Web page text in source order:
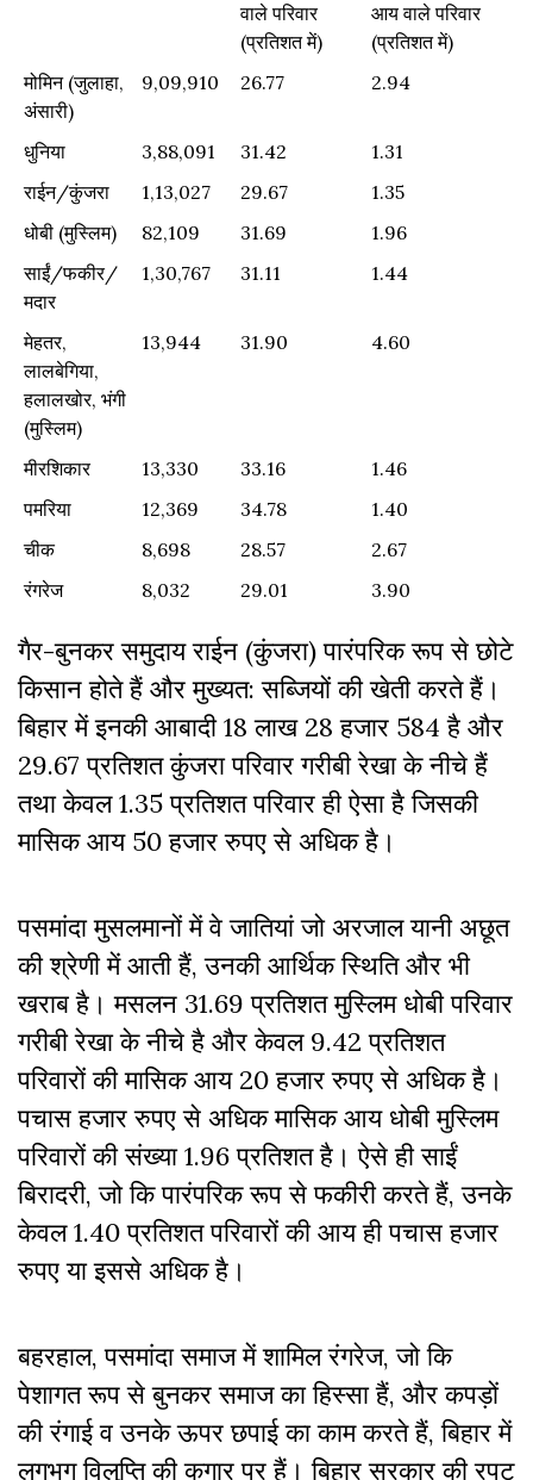
वाले परिवार
(प्रतिशत में)
आय वाले परिवार
(प्रतिशत में)
जाति
कुल परिवारों
6000 रुपए तक
(प्रतिशत में)
50,000 रुपए से
(प्रतिशत में)
मोमिन (जुलाहा,
अंसारी)
9,09,910 26.77 2.94
धुनिया 3,88,091 31.42
1.31
राईन/कुंजरा
1,13,027 29.67
1.35
धोबी (मुस्लिम)
82,109 31.69
1.96
साईं/फकीर/
मदार
1,30,767 31.11 1.44
मेहतर,
लालबेगिया,
हलालखोर, भंगी
(मुस्लिम)
13,944 31.90 4.60
मीरशिकार 13,330 33.16
1.46
पमरिया
12,369 34.78
1.40
चीक
8,698 28.57
2.67
रंगरेज
8,032 29.01 3.90
गैर-बुनकर समुदाय राईन (कुंजरा) पारंपरिक रूप से छोटे
किसान होते हैं और मुख्यत: सब्जियों की खेती करते हैं।
बिहार में इनकी आबादी 18 लाख 28 हजार 584 है और
29.67 प्रतिशत कुंजरा परिवार गरीबी रेखा के नीचे हैं
तथा केवल 1.35 प्रतिशत परिवार ही ऐसा है जिसकी
मासिक आय 50 हजार रुपए से अधिक है।
पसमांदा मुसलमानों में वे जातियां जो अरजाल यानी अछूत
की श्रेणी में आती हैं, उनकी आर्थिक स्थिति और भी
खराब है। मसलन 31.69 प्रतिशत मुस्लिम धोबी परिवार
गरीबी रेखा के नीचे है और केवल 9.42 प्रतिशत
परिवारों की मासिक आय 20 हजार रुपए से अधिक है।
पचास हजार रुपए से अधिक मासिक आय धोबी मुस्लिम
परिवारों की संख्या 1.96 प्रतिशत है। ऐसे ही साईं
बिरादरी, जो कि पारंपरिक रूप से फकीरी करते हैं, उनके
केवल 1.40 प्रतिशत परिवारों की आय ही पचास हजार
रुपए या इससे अधिक है।
बहरहाल, पसमांदा समाज में शामिल रंगरेज, जो कि
पेशागत रूप से बुनकर समाज का हिस्सा हैं, और कपड़ों
की रंगाई व उनके ऊपर छपाई का काम करते हैं, बिहार में
लगभग विलुप्ति की कगार पर हैं। बिहार सरकार की रपट